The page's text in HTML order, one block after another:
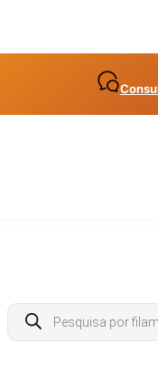
Products
search